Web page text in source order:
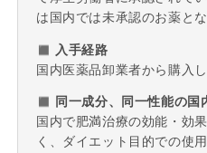
は国内では未承認のお薬とな
◼︎ 入手経路
国内医薬品卸業者から購入
◼︎ 同一成分、同一性能の国
国内で肥満治療の効能・効
く、ダイエット目的での使